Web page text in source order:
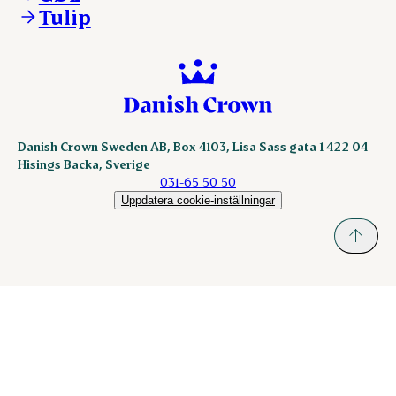
nordicspoor.com
Tulip
Danish Crown Sweden AB, Box 4103, Lisa Sass gata 1 422 04
Hisings Backa, Sverige
031-65 50 50
Uppdatera cookie-inställningar